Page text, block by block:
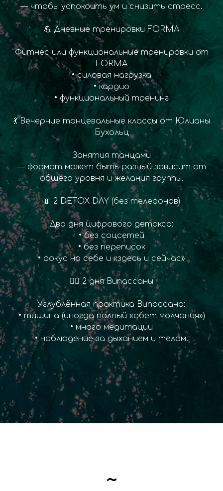
— чтобы успокоить ум и снизить стресс.
💪 Дневные тренировки FORMA
Фитнес или функциональные тренировки от
FORMA
• силовая нагрузка
• кардио
• функциональный тренинг
💃 Вечерние танцевальные классы от Юлианы
Бухольц
Занятия танцами
— формат может быть разный зависит от
общего уровня и желания группы.
📵 2 DETOX DAY (без телефонов)
Два дня цифрового детокса:
• без соцсетей
• без переписок
• фокус на себе и «здесь и сейчас»
🧘‍♂️ 2 дня Випассаны
Углублённая практика Випассана:
• тишина (иногда полный «обет молчания»)
• много медитации
• наблюдение за дыханием и телом.
~